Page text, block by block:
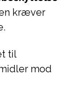
kræver
til
mod